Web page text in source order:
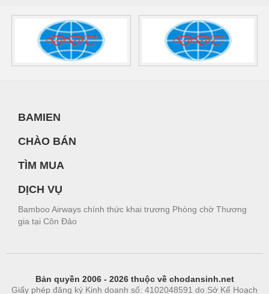
BAMIEN
CHÀO BÁN
TÌM MUA
DỊCH VỤ
Bamboo Airways chính thức khai trương Phòng chờ Thương
gia tại Côn Đảo
Bản quyền 2006 - 2026 thuộc về chodansinh.net
Giấy phép đăng ký Kinh doanh số: 4102048591 do Sở Kế Hoạch